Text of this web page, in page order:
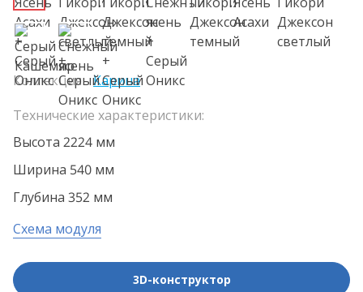
Коллекция
Карина
Технические характеристики:
Высота 2224 мм
Ширина 540 мм
Глубина 352 мм
Схема модуля
3D-конструктор